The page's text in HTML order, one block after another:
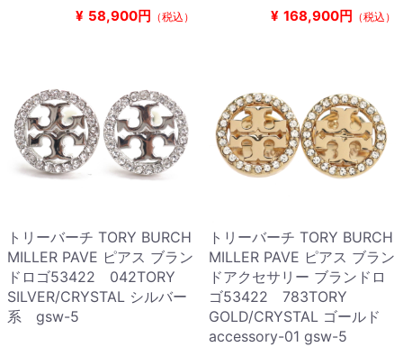
¥ 58,900円 （税込） ¥ 168,900円 （税込）
トリーバーチ TORY BURCH
MILLER PAVE ピアス ブラン
ドロゴ53422 042TORY
SILVER/CRYSTAL シルバー
系 gsw-5
トリーバーチ TORY BURCH
MILLER PAVE ピアス ブラン
ドアクセサリー ブランドロ
ゴ53422 783TORY
GOLD/CRYSTAL ゴールド
accessory-01 gsw-5